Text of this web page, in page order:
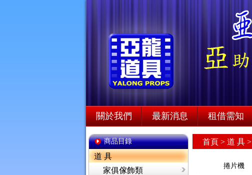
關於我們 最新消息 租借需知
商品目錄
道 具
家俱傢飾類
首頁 > 道 具 >
捲片機